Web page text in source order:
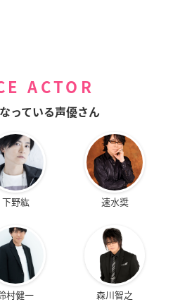
ACTOR
っている声優さん
下野紘 速水奨
村健一 森川智之